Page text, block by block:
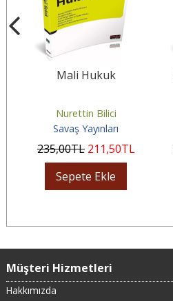
Mali Hukuk
Nurettin Bilici
Savaş Yayınları
235,00TL 211,50TL
Sepete Ekle
Müşteri Hizmetleri
Hakkımızda